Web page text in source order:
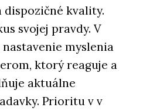
kvality.
svojej pravdy. V
nastavenie myslenia
ktorý reaguje a
aktuálne
Prioritu v v